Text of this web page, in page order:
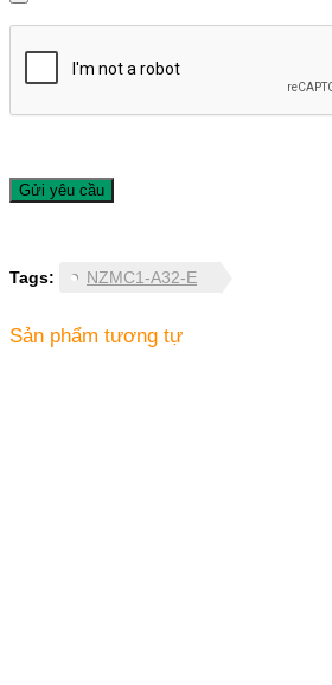
Tags: NZMC1-A32-E
Sản phẩm tương tự